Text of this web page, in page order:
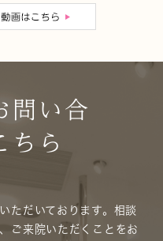
問い合
ちら
ただいております。相談
ご来院いただくことをお